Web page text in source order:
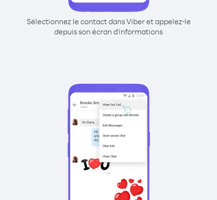
Sélectionnez le contact dans Viber et appelez-le
depuis son écran d'informations